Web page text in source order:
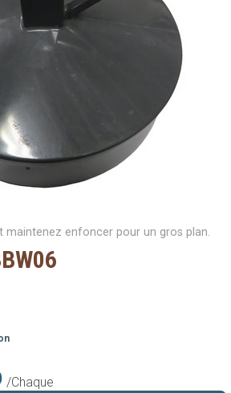
Nous joindre
maintenez enfoncer pour un gros plan.
/Chaque